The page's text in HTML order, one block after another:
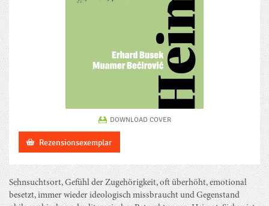
DOWNLOAD COVER
Rezensionsexemplar
Sehnsuchtsort, Gefühl der Zugehörigkeit, oft überhöht, emotional
besetzt, immer wieder ideologisch missbraucht und Gegenstand